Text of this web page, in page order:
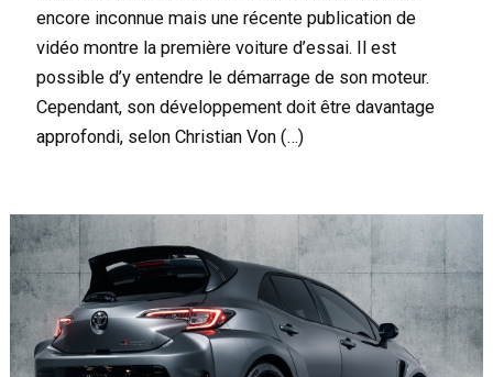
encore inconnue mais une récente publication de
vidéo montre la première voiture d’essai. Il est
possible d’y entendre le démarrage de son moteur.
Cependant, son développement doit être davantage
approfondi, selon Christian Von (…)